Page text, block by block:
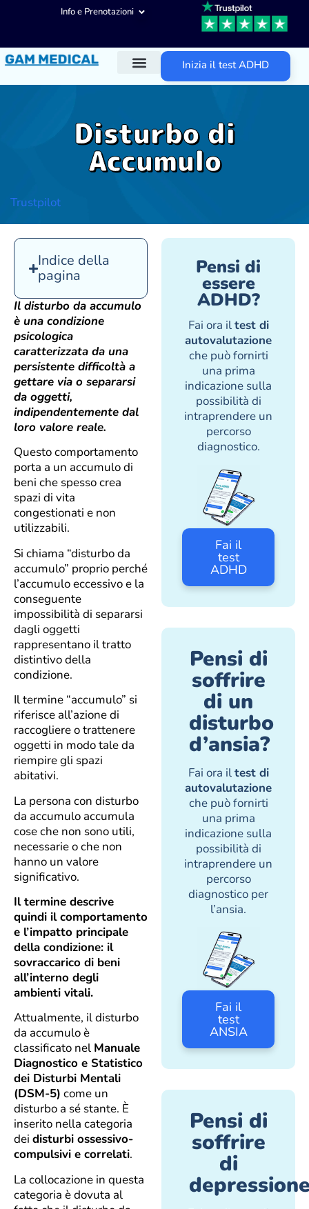
Info e Prenotazioni
Inizia il test ADHD
Disturbo di
Accumulo
Trustpilot
Indice della
pagina
Il disturbo da accumulo
è una condizione
psicologica
caratterizzata da una
persistente difficoltà a
gettare via o separarsi
da oggetti,
indipendentemente dal
loro valore reale.
Questo comportamento
porta a un accumulo di
beni che spesso crea
spazi di vita
congestionati e non
utilizzabili.
Si chiama “disturbo da
accumulo” proprio perché
l’accumulo eccessivo e la
conseguente
impossibilità di separarsi
dagli oggetti
rappresentano il tratto
distintivo della
condizione.
Il termine “accumulo” si
riferisce all’azione di
raccogliere o trattenere
oggetti in modo tale da
riempire gli spazi
abitativi.
La persona con disturbo
da accumulo accumula
cose che non sono utili,
necessarie o che non
hanno un valore
significativo.
Il termine descrive
quindi il comportamento
e l’impatto principale
della condizione: il
sovraccarico di beni
all’interno degli
ambienti vitali.
Attualmente, il disturbo
da accumulo è
classificato nel Manuale
Diagnostico e Statistico
dei Disturbi Mentali
(DSM-5) come un
disturbo a sé stante. È
inserito nella categoria
dei disturbi ossessivo-
compulsivi e correlati.
La collocazione in questa
categoria è dovuta al
Pensi di
essere
ADHD?
Fai ora iltest di
autovalutazione
che può fornirti
una prima
indicazione sulla
possibilità di
intraprendere un
percorso
diagnostico.
Fai il
test
ADHD
Pensi di
soffrire
di un
disturbo
d’ansia?
Fai ora iltest di
autovalutazione
che può fornirti
una prima
indicazione sulla
possibilità di
intraprendere un
percorso
diagnostico per
l’ansia.
Fai il
test
ANSIA
Pensi di
soffrire
di